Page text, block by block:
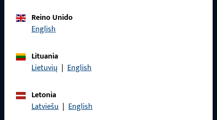
Póngase en contacto con nosotros
Reino Unido
English
Lituania
Lietuvių | English
Letonia
Latviešu | English